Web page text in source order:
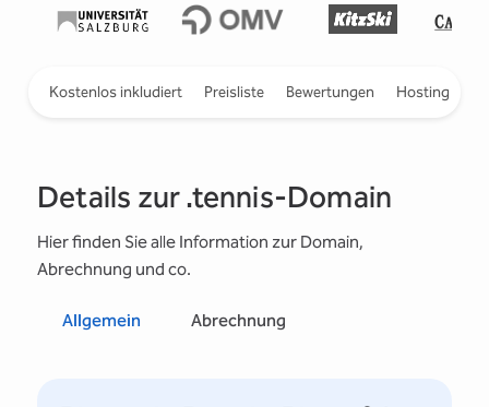
Kostenlos inkludiert Preisliste Bewertungen Hosting
Details zur .tennis-Domain
Hier finden Sie alle Information zur Domain,
Abrechnung und co.
Allgemein Abrechnung